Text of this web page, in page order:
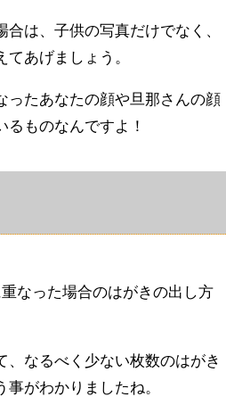
は、子供の写真だけでなく、
あげましょう。
ったあなたの顔や旦那さんの顔
るものなんですよ！
なった場合のはがきの出し方
、なるべく少ない枚数のはがき
がわかりましたね。